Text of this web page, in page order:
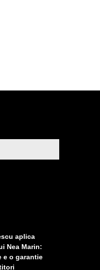
aplica
Nea Marin:
e o garantie